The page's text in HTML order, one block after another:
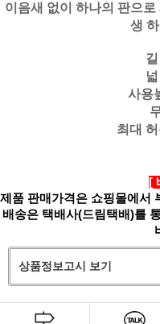
이음새 없이 하나의 판으
생
사용
최대
[
제품 판매가격은 쇼핑몰에서
배송은 택배사(드림택배)를
상품정보고시 보기